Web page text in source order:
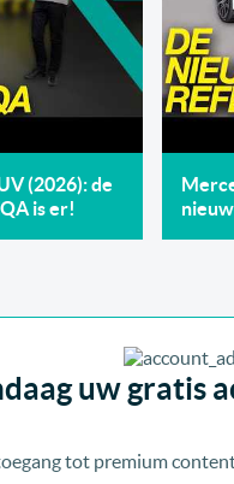
(2026): de
is er!
uw gratis
tot premium